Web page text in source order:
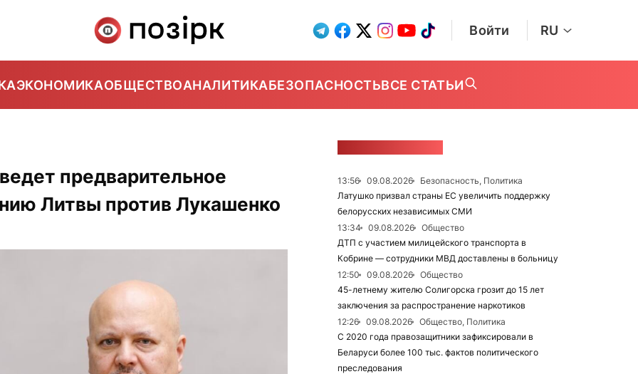
Войти RU
ЭКОНОМИКАОБЩЕСТВОАНАЛИТИКАБЕЗОПАСНОСТЬВСЕ СТАТЬИ
предварительное
Литвы против Лукашенко
13:56 09.08.2026
Безопасность, Политика
Латушко призвал страны ЕС увеличить поддержку
белорусских независимых СМИ
13:34
09.08.2026
Общество
ДТП с участием милицейского транспорта в
Кобрине — сотрудники МВД доставлены в больницу
12:50
09.08.2026
Общество
45-летнему жителю Солигорска грозит до 15 лет
заключения за распространение наркотиков
12:26
09.08.2026
Общество, Политика
С 2020 года правозащитники зафиксировали в
Беларуси более 100 тыс. фактов политического
преследования